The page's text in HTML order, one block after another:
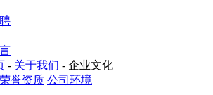
- 关于我们 - 企业文化
荣誉资质 公司环境